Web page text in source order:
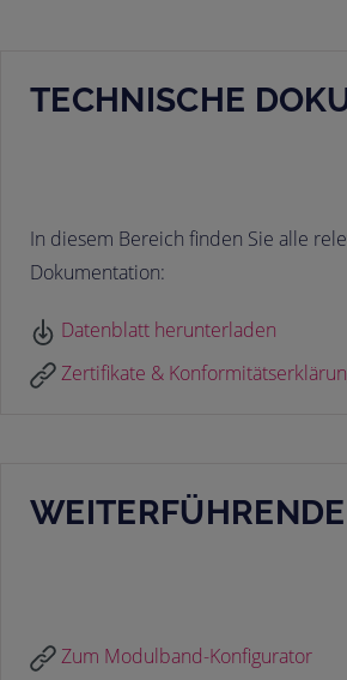
TECHNISCHE
In diesem Bereich finden Sie alle
Dokumentation:
Datenblatt herunterladen
Zertifikate &
Zum Modulband-Konfigurator